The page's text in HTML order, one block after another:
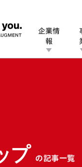
企業情
報
プ の記事一覧